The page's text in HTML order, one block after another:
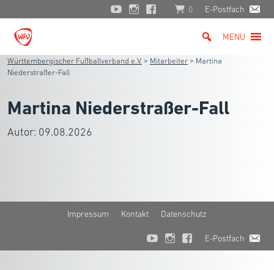
0 E-Postfach
MENU
Württembergischer Fußballverband e.V. > Mitarbeiter > Martina
Niederstraßer-Fall
Martina Niederstraßer-Fall
Autor: 09.08.2026
Impressum Kontakt Datenschutz
E-Postfach